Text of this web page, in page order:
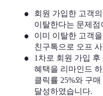
회원 가입한 고객
이탈한다는 문제점
이미 이탈한 고객
친구톡으로 오프
1차로 회원 가입 후
혜택을 리마인드
클릭률 25%와 구
달성하였습니다.